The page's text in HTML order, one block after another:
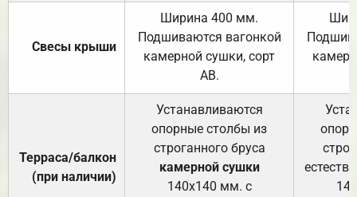
Свесы крыши
Ширина 400 мм.
Подшиваются вагонкой
камерной сушки, сорт
АВ.
Терраса/балкон
(при наличии)
Устанавливаются
опорные столбы из
строганного бруса
камерной сушки
140х140 мм. с